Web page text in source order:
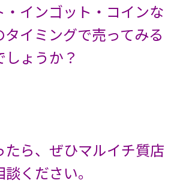
・インゴット・コインな
タイミングで売ってみる
ょうか？
たら、ぜひマルイチ質店
ください。